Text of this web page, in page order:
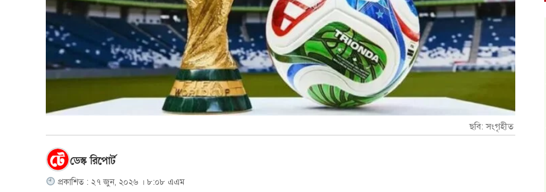
ছবি: সংগৃহীত
ডেস্ক রিপোর্ট
প্রকাশিত : ২৭ জুন, ২০২৬ । ৮:০৮ এএম